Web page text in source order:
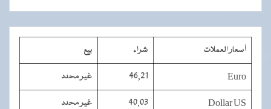
أسعار العملات شراء بيع
Euro
46,21 غير محدد
Dollar US
40,03 غير محدد